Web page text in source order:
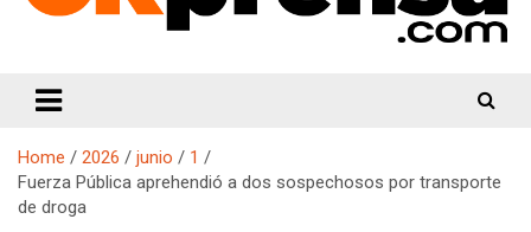
Home 2026 junio
1
Fuerza Pública aprehendió a dos sospechosos por transporte
de droga